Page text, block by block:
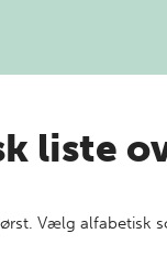
liste
Vælg alfabetisk